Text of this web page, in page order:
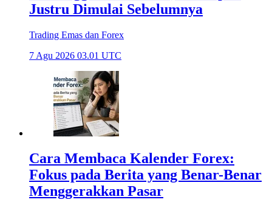
Justru Dimulai Sebelumnya
Trading Emas dan Forex
7 Agu 2026 03.01 UTC
Cara Membaca Kalender Forex:
Fokus pada Berita yang Benar-Benar
Menggerakkan Pasar